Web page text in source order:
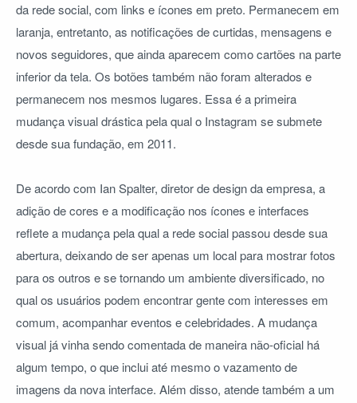
da rede social, com links e ícones em preto. Permanecem em
laranja, entretanto, as notificações de curtidas, mensagens e
novos seguidores, que ainda aparecem como cartões na parte
inferior da tela. Os botões também não foram alterados e
permanecem nos mesmos lugares. Essa é a primeira
mudança visual drástica pela qual o Instagram se submete
desde sua fundação, em 2011.
De acordo com Ian Spalter, diretor de design da empresa, a
adição de cores e a modificação nos ícones e interfaces
reflete a mudança pela qual a rede social passou desde sua
abertura, deixando de ser apenas um local para mostrar fotos
para os outros e se tornando um ambiente diversificado, no
qual os usuários podem encontrar gente com interesses em
comum, acompanhar eventos e celebridades. A mudança
visual já vinha sendo comentada de maneira não-oficial há
algum tempo, o que inclui até mesmo o vazamento de
imagens da nova interface. Além disso, atende também a um